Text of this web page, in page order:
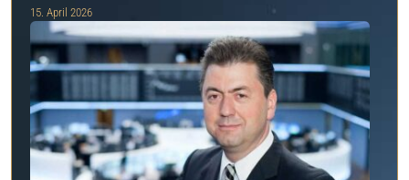
15. April 2026